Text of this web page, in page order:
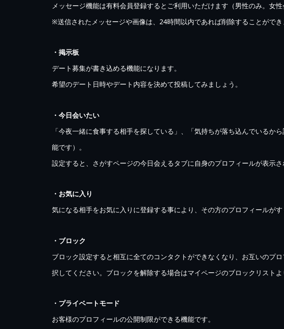
メッセージ機能は有料会員登録するとご利用いただけます（男性のみ。女性
※送信されたメッセージや画像は、24時間以内であれば削除することができ
・掲示板
デート募集が書き込める機能になります。
希望のデート日時やデート内容を決めて投稿してみましょう。
・今日会いたい
「今夜一緒に食事する相手を探している」、「気持ちが落ち込んでいる
能です）。
設定すると、さがすページの今日会えるタブに自身のプロフィールが表示
・お気に入り
気になる相手をお気に入りに登録する事により、その方のプロフィールが
・ブロック
ブロック設定すると相互に全てのコンタクトができなくなり、お互いのプ
択してください。ブロックを解除する場合はマイページのブロックリストよ
・プライベートモード
お客様のプロフィールの公開制限ができる機能です。